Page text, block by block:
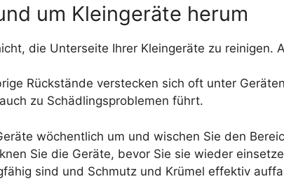
um Kleingeräte herum
die Unterseite Ihrer Kleingeräte zu
Rückstände verstecken sich oft unter
zu Schädlingsproblemen führt.
wöchentlich um und wischen Sie den
Sie die Geräte, bevor Sie sie wieder
sind und Schmutz und Krümel effektiv